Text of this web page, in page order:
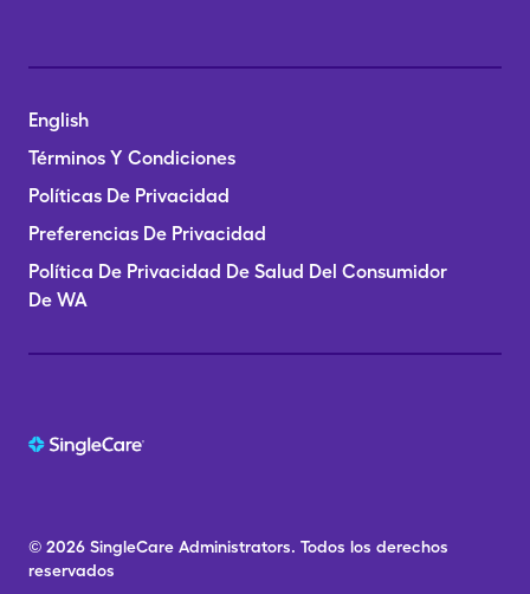
English
Términos Y Condiciones
Políticas De Privacidad
Preferencias De Privacidad
Política De Privacidad De Salud Del Consumidor
De WA
© 2026 SingleCare Administrators. Todos los derechos
reservados